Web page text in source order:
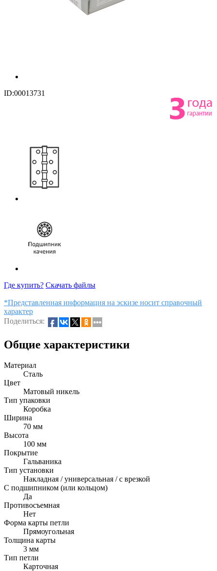
ID:00013731
Где купить? Скачать файлы
*Представленная информация на эскизе носит справочный
характер
Поделиться:
Общие характеристики
Материал
Сталь
Цвет
Матовый никель
Тип упаковки
Коробка
Ширина
70 мм
Высота
100 мм
Покрытие
Гальваника
Тип установки
Накладная / универсальная / с врезкой
С подшипником (или кольцом)
Да
Противосъемная
Нет
Форма карты петли
Прямоугольная
Толщина карты
3 мм
Тип петли
Карточная